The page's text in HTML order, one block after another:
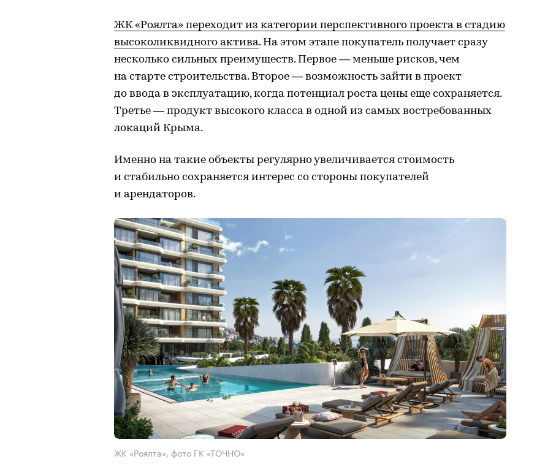
ЖК «Роялта» переходит из категории перспективного проекта в стадию
высоколиквидного актива. На этом этапе покупатель получает сразу
несколько сильных преимуществ. Первое — меньше рисков, чем
на старте строительства. Второе — возможность зайти в проект
до ввода в эксплуатацию, когда потенциал роста цены еще сохраняется.
Третье — продукт высокого класса в одной из самых востребованных
локаций Крыма.
Именно на такие объекты регулярно увеличивается стоимость
и стабильно сохраняется интерес со стороны покупателей
и арендаторов.
ЖК «Роялта», фото ГК «ТОЧНО»